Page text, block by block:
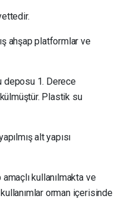
ahşap platformlar ve
deposu 1. Derece
Plastik su
alt yapısı
kullanılmakta ve
orman içerisinde